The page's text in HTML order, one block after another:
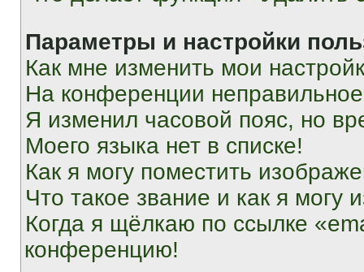
Параметры и настройки
Как мне изменить мои
На конференции
Я изменил часовой пояс, но
Моего языка нет в списке!
Как я могу поместить
Что такое звание и как я могу
Когда я щёлкаю по ссылке
конференцию!